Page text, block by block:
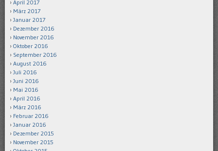
April 2017
März 2017
Januar 2017
Dezember 2016
November 2016
Oktober 2016
September 2016
August 2016
Juli 2016
Juni 2016
Mai 2016
April 2016
März 2016
Februar 2016
Januar 2016
Dezember 2015
November 2015